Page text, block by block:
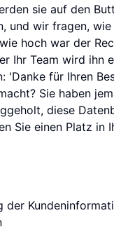
sie auf den
und wir fragen,
hoch war der
Ihr Team wird ihn
'Danke für Ihren
Sie haben
diese
Sie einen Platz in